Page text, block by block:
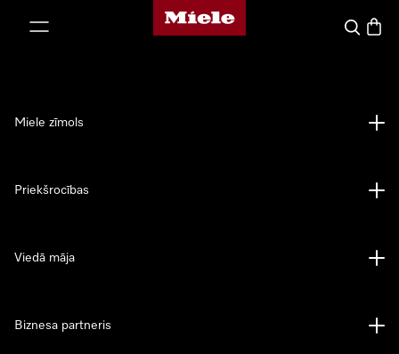
Miele mājas lapa
Miele zīmols
Priekšrocības
Viedā māja
Biznesa partneris